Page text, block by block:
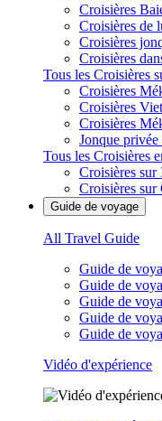
Croisières
Croisières de
Croisières
Croisières
Tous les Croisières
Croisières
Croisières
Croisières
Jonque
Tous les Croisières
Croisières
Croisières
Guide de voyage
All Travel Guide
Guide de
Guide de
Guide de
Guide de
Guide de
Vidéo d'expérience